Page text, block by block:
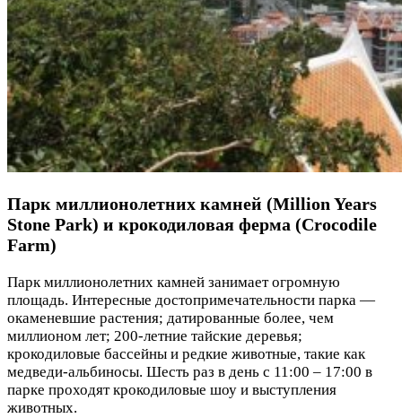
Парк миллионолетних камней (Million Years
Stone Park) и крокодиловая ферма (Crocodile
Farm)
Парк миллионолетних камней занимает огромную
площадь. Интересные достопримечательности парка —
окаменевшие растения; датированные более, чем
миллионом лет; 200-летние тайские деревья;
крокодиловые бассейны и редкие животные, такие как
медведи-альбиносы. Шесть раз в день с 11:00 – 17:00 в
парке проходят крокодиловые шоу и выступления
животных.